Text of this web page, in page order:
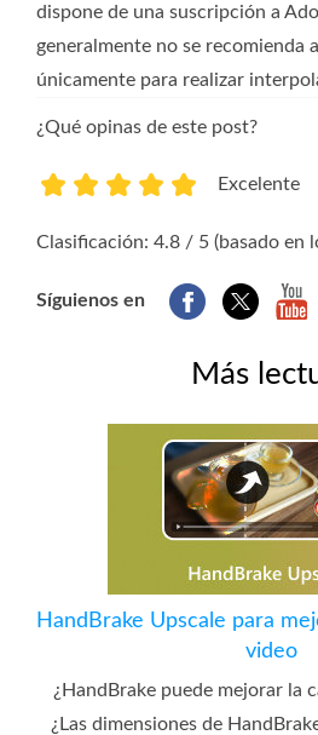
dispone de una suscripción a
generalmente no se recomienda
únicamente para realizar
¿Qué opinas de este post?
Excelente
Clasificación: 4.8 / 5 (basado en
Síguienos en
Más
HandBrake Upscale para
video
¿HandBrake puede mejorar la
¿Las dimensiones de